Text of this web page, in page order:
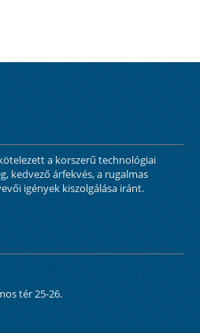
a korszerű technológiai
kedvező árfekvés, a rugalmas
igények kiszolgálása iránt.
tér 25-26.